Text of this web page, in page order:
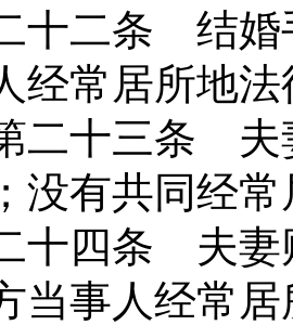
十二条 结婚
经常居所地
二十三条 夫
没有共同经
十四条 夫妻
当事人经常